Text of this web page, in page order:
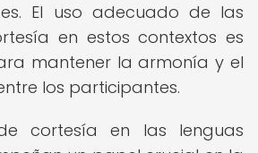
El uso adecuado de las
en estos contextos es
mantener la armonía y el
los participantes.
cortesía en las lenguas